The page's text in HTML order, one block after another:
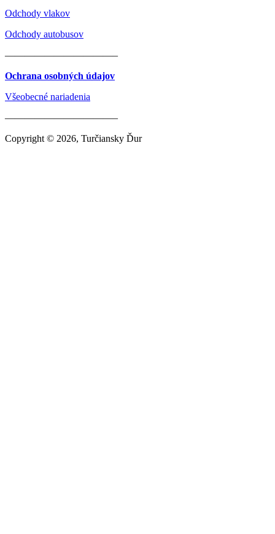
Odchody vlakov
Odchody autobusov
———————————–
Ochrana osobných údajov
Všeobecné nariadenia
———————————–
Copyright © 2026, Turčiansky Ďur